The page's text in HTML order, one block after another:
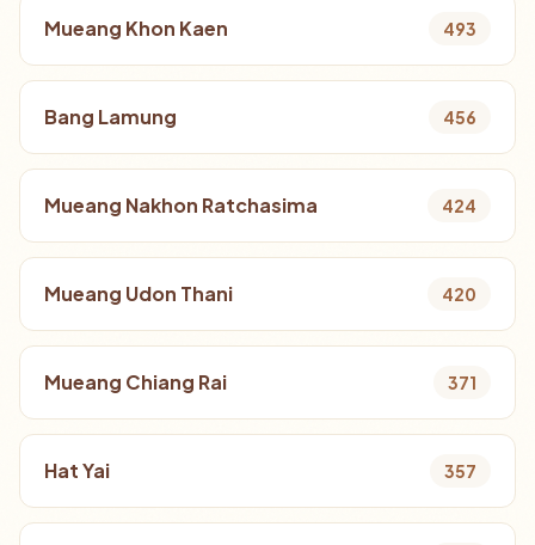
Mueang Khon Kaen 493
Bang Lamung 456
Mueang Nakhon Ratchasima 424
Mueang Udon Thani 420
Mueang Chiang Rai 371
Hat Yai 357